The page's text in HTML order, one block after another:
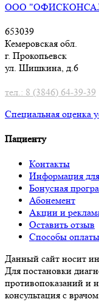
ООО
653039
Кемеровская обл.
г. Прокопьевск
ул. Шишкина, д.6
тел.: 8 (3846) 64-39-39
Специальная оценка
Пациенту
Контакты
Информация
Бонусная
Абонемент
Акции и
Оставить отзыв
Способы оплаты
Данный сайт носит
Для постановки
противопоказаний и
консультация с